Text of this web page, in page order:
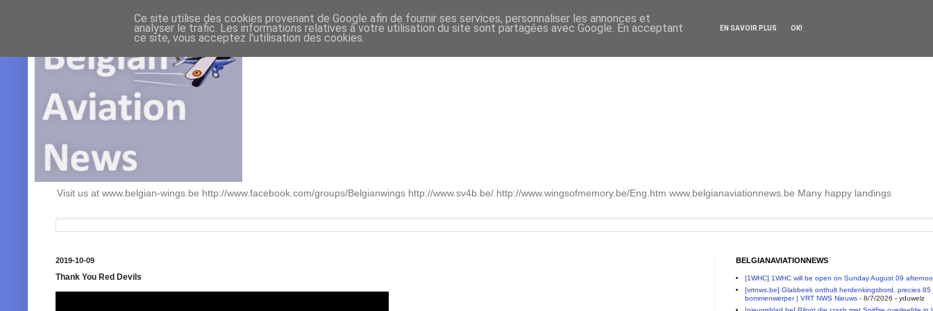
Visit us at www.belgian-wings.be http://www.facebook.com/groups/Belgianwings http://www.sv4b.be/ http://www.wingsofmemory.be/Eng.htm www.belgianaviationnews.be Many happy landings
2019-10-09
Thank You Red Devils
BELGIANAVIATIONNEWS
[1WHC] 1WHC will be open on Sunday August 09
[vrtnws.be] Glabbeek onthult herdenkingsbord, precies 85
bommenwerper | VRT NWS Nieuws- 8/7/2026 - yduwelz
Ce site utilise des cookies provenant de Google afin de fournir ses services, personnaliser les annonces et
analyser le trafic. Les informations relatives à votre utilisation du site sont partagées avec Google. En acceptant
ce site, vous acceptez l'utilisation des cookies.
EN SAVOIR PLUS OK!